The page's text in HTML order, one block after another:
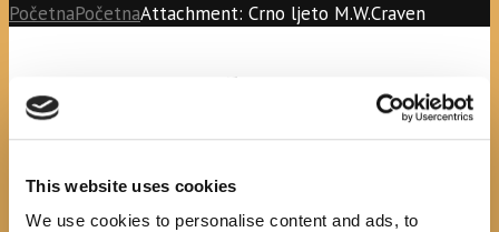
This website uses cookies
We use cookies to personalise content and ads, to
PočetnaPočetnaAttachment: Crno ljeto M.W.Craven
Crno ljeto
M.W.Craven